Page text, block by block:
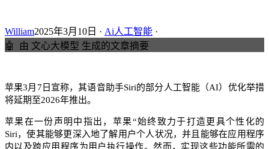
William2025年3月10日 · Ai人工智能 ·
🤖
由 文心大模型 生成的文章摘要
苹果3月7日宣称，其语音助手Siri的部分人工智能（AI）优化举措
将延期至2026年推出。
苹果在一份声明中指出，苹果“始终致力于打造更具个性化的
Siri，使其能够更深入地了解用户个人状况，并且能够在应用程序
内以及跨应用程序为用户执行操作。然而，实现这些功能所需的